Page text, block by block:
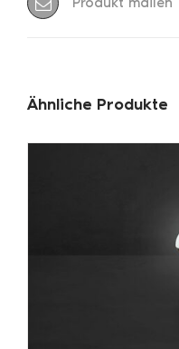
Ähnliche Produkte